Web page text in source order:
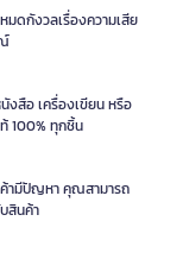
ดกังวลเรื่องความเสีย
งสือ เครื่องเขียน หรือ
100% ทุกชิ้น
ค้ามีปัญหา คุณสามารถ
สินค้า